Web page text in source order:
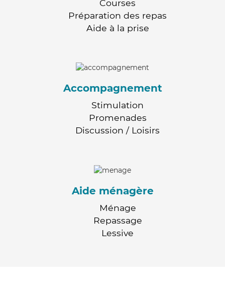
Courses
Préparation des repas
Aide à la prise
Accompagnement
Stimulation
Promenades
Discussion / Loisirs
Aide ménagère
Ménage
Repassage
Lessive